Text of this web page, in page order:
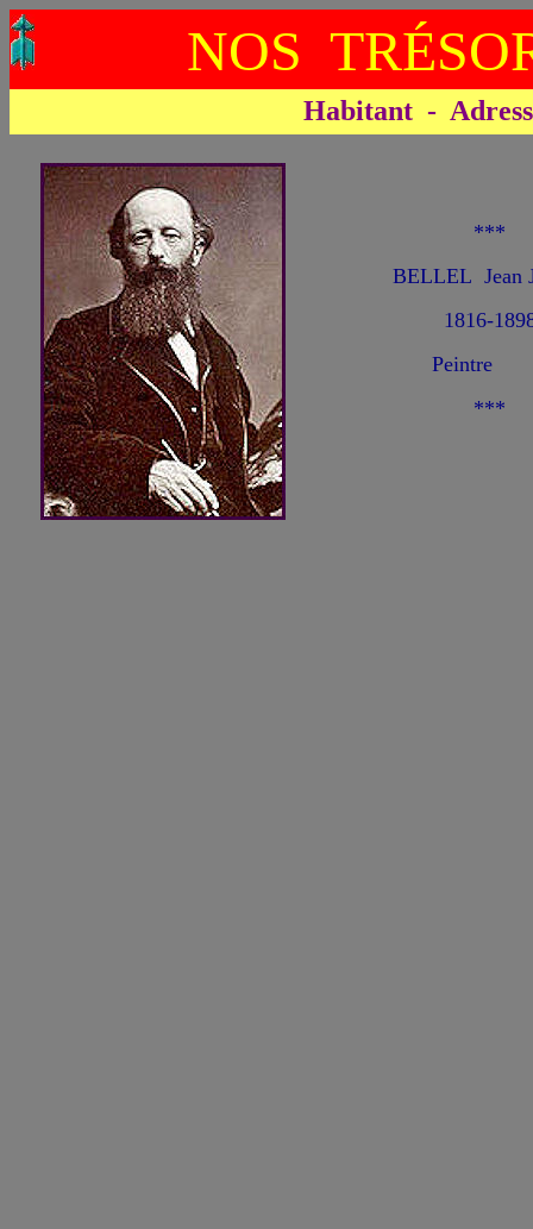
NOS
Habitant -
***
BELLEL Jean
1816-
Peintre
***